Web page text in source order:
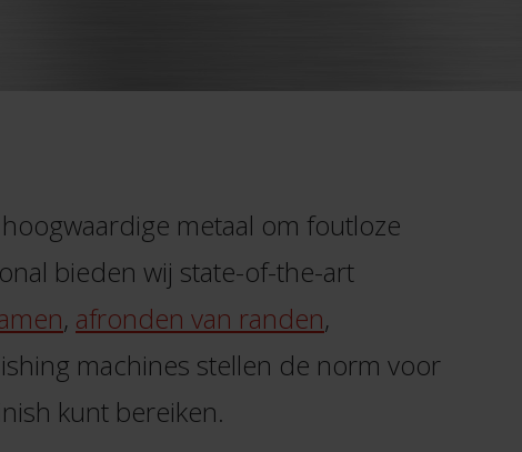
metaal om foutloze
bieden wij state-of-the-art
, afronden van randen,
machines stellen de norm voor
kunt bereiken.